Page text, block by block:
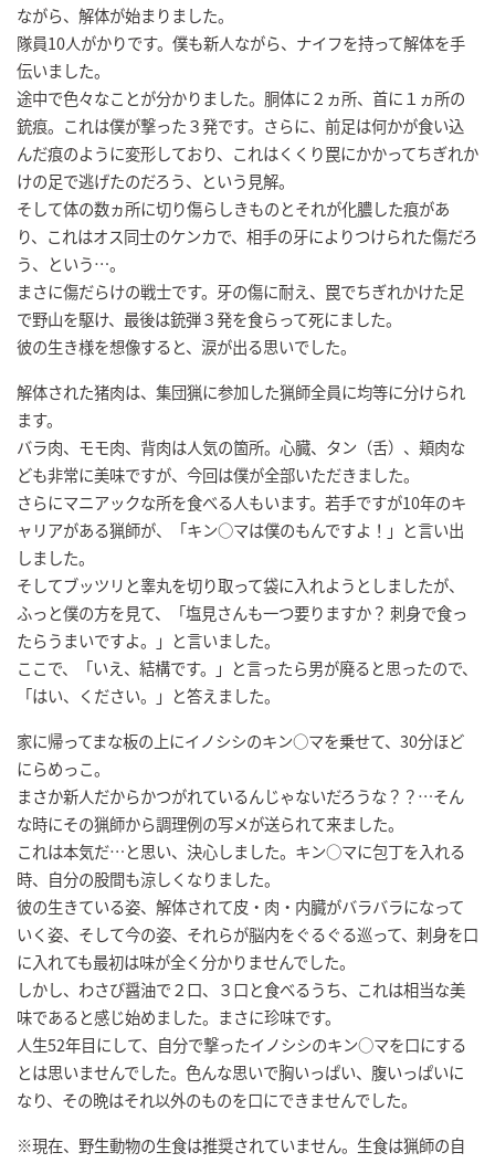
ながら、解体が始まりました。
隊員10人がかりです。僕も新人ながら、ナイフを持って解体を手
伝いました。
途中で色々なことが分かりました。胴体に２ヵ所、首に１ヵ所の
銃痕。これは僕が撃った３発です。さらに、前足は何かが食い込
んだ痕のように変形しており、これはくくり罠にかかってちぎれか
けの足で逃げたのだろう、という見解。
そして体の数ヵ所に切り傷らしきものとそれが化膿した痕があ
り、これはオス同士のケンカで、相手の牙によりつけられた傷だろ
う、という…。
まさに傷だらけの戦士です。牙の傷に耐え、罠でちぎれかけた足
で野山を駆け、最後は銃弾３発を食らって死にました。
彼の生き様を想像すると、涙が出る思いでした。
解体された猪肉は、集団猟に参加した猟師全員に均等に分けられ
ます。
バラ肉、モモ肉、背肉は人気の箇所。心臓、タン（舌）、頬肉な
ども非常に美味ですが、今回は僕が全部いただきました。
さらにマニアックな所を食べる人もいます。若手ですが10年のキ
ャリアがある猟師が、「キン○マは僕のもんですよ！」と言い出
しました。
そしてブッツリと睾丸を切り取って袋に入れようとしましたが、
ふっと僕の方を見て、「塩見さんも一つ要りますか？ 刺身で食っ
たらうまいですよ。」と言いました。
ここで、「いえ、結構です。」と言ったら男が廃ると思ったので、
「はい、ください。」と答えました。
家に帰ってまな板の上にイノシシのキン○マを乗せて、30分ほど
にらめっこ。
まさか新人だからかつがれているんじゃないだろうな？？…そん
な時にその猟師から調理例の写メが送られて来ました。
これは本気だ…と思い、決心しました。キン○マに包丁を入れる
時、自分の股間も涼しくなりました。
彼の生きている姿、解体されて皮・肉・内臓がバラバラになって
いく姿、そして今の姿、それらが脳内をぐるぐる巡って、刺身を口
に入れても最初は味が全く分かりませんでした。
しかし、わさび醤油で２口、３口と食べるうち、これは相当な美
味であると感じ始めました。まさに珍味です。
人生52年目にして、自分で撃ったイノシシのキン○マを口にする
とは思いませんでした。色んな思いで胸いっぱい、腹いっぱいに
なり、その晩はそれ以外のものを口にできませんでした。
※現在、野生動物の生食は推奨されていません。生食は猟師の自